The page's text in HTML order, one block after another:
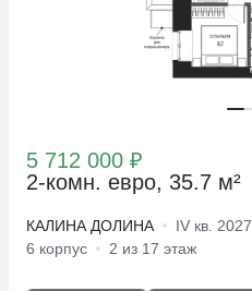
5 712 000 ₽
2-комн. евро, 35.7 м²
КАЛИНА ДОЛИНА
IV кв. 2027
6 корпус
2 из 17 этаж